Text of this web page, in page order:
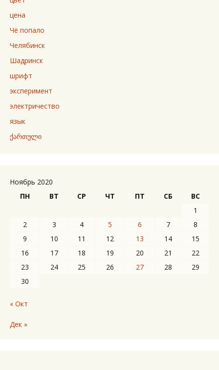
цена
Чё попало
Челябинск
Шадринск
шрифт
эксперимент
электричество
язык
ქართული
Ноябрь 2020
ПН
ВТ СР ЧТ ПТ СБ
ВС
1
2
3 4 5 6 7
8
9
10 11 12 13 14
15
16
17 18 19 20 21
22
23
24 25 26 27 28
29
30
« Окт
Дек »